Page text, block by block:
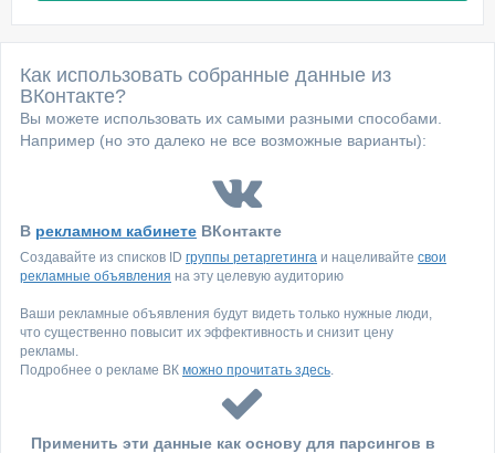
Как использовать собранные данные из
ВКонтакте?
Вы можете использовать их самыми разными способами.
Например (но это далеко не все возможные варианты):
В рекламном кабинете ВКонтакте
Создавайте из списков ID группы ретаргетинга и нацеливайте свои
рекламные объявления на эту целевую аудиторию
Ваши рекламные объявления будут видеть только нужные люди,
что существенно повысит их эффективность и снизит цену
рекламы.
Подробнее о рекламе ВК можно прочитать здесь.
Применить эти данные как основу для парсингов в